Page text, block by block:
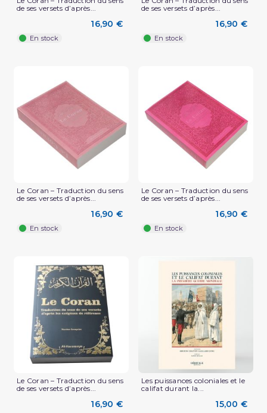
de ses versets d’après...
16,90 €
En stock
de ses versets d’après...
16,90 €
En stock
Le Coran – Traduction du sens
de ses versets d’après...
16,90 €
En stock
Le Coran – Traduction du sens
de ses versets d’après...
16,90 €
En stock
Le Coran – Traduction du sens
de ses versets d’après...
16,90 €
Les puissances coloniales et le
califat durant la...
15,00 €